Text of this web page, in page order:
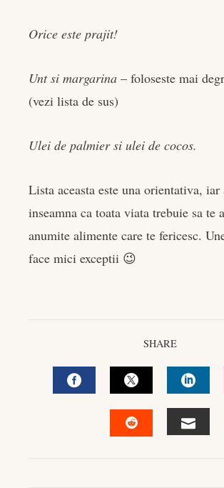
Orice este prajit!
Unt si margarina – foloseste mai
(vezi lista de sus)
Ulei de palmier si ulei de cocos.
Lista aceasta este una orientativa, iar
inseamna ca toata viata trebuie sa te
anumite alimente care te fericesc.
face mici exceptii 😉
SHARE
FACEBOOKTWITTER